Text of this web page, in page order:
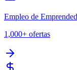
Empleo de
1,000+ ofertas